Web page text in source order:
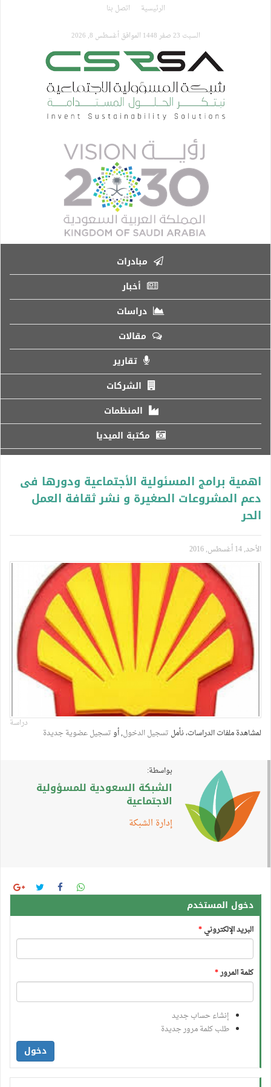
الرئيسية اتصل بنا
السبت 23 صفر 1448 الموافق أغسطس 8, 2026
مبادرات
أخبار
دراسات
مقالات
تقارير
الشركات
المنظمات
مكتبة الميديا
اهمية برامج المسئولية الأجتماعية ودورها فى
دعم المشروعات الصغيرة و نشر ثقافة العمل
الحر
الأحد, 14 أغسطس, 2016
دراسة
لمشاهدة ملفات الدراسات، نأمل تسجيل الدخول, أوتسجيل عضوية جديدة
بواسطة:
الشبكة السعودية للمسؤولية
الاجتماعية
إدارة الشبكة
دخول المستخدم
البريد الإلكتروني*
كلمة المرور*
إنشاء حساب جديد
طلب كلمة مرور جديدة
دخول